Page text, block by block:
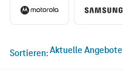
Sortieren Aktuelle Angebote